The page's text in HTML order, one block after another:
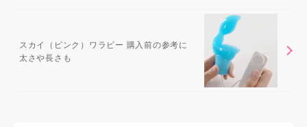
スカイ（ピンク）ワラビー 購入前の参考に
太さや長さも